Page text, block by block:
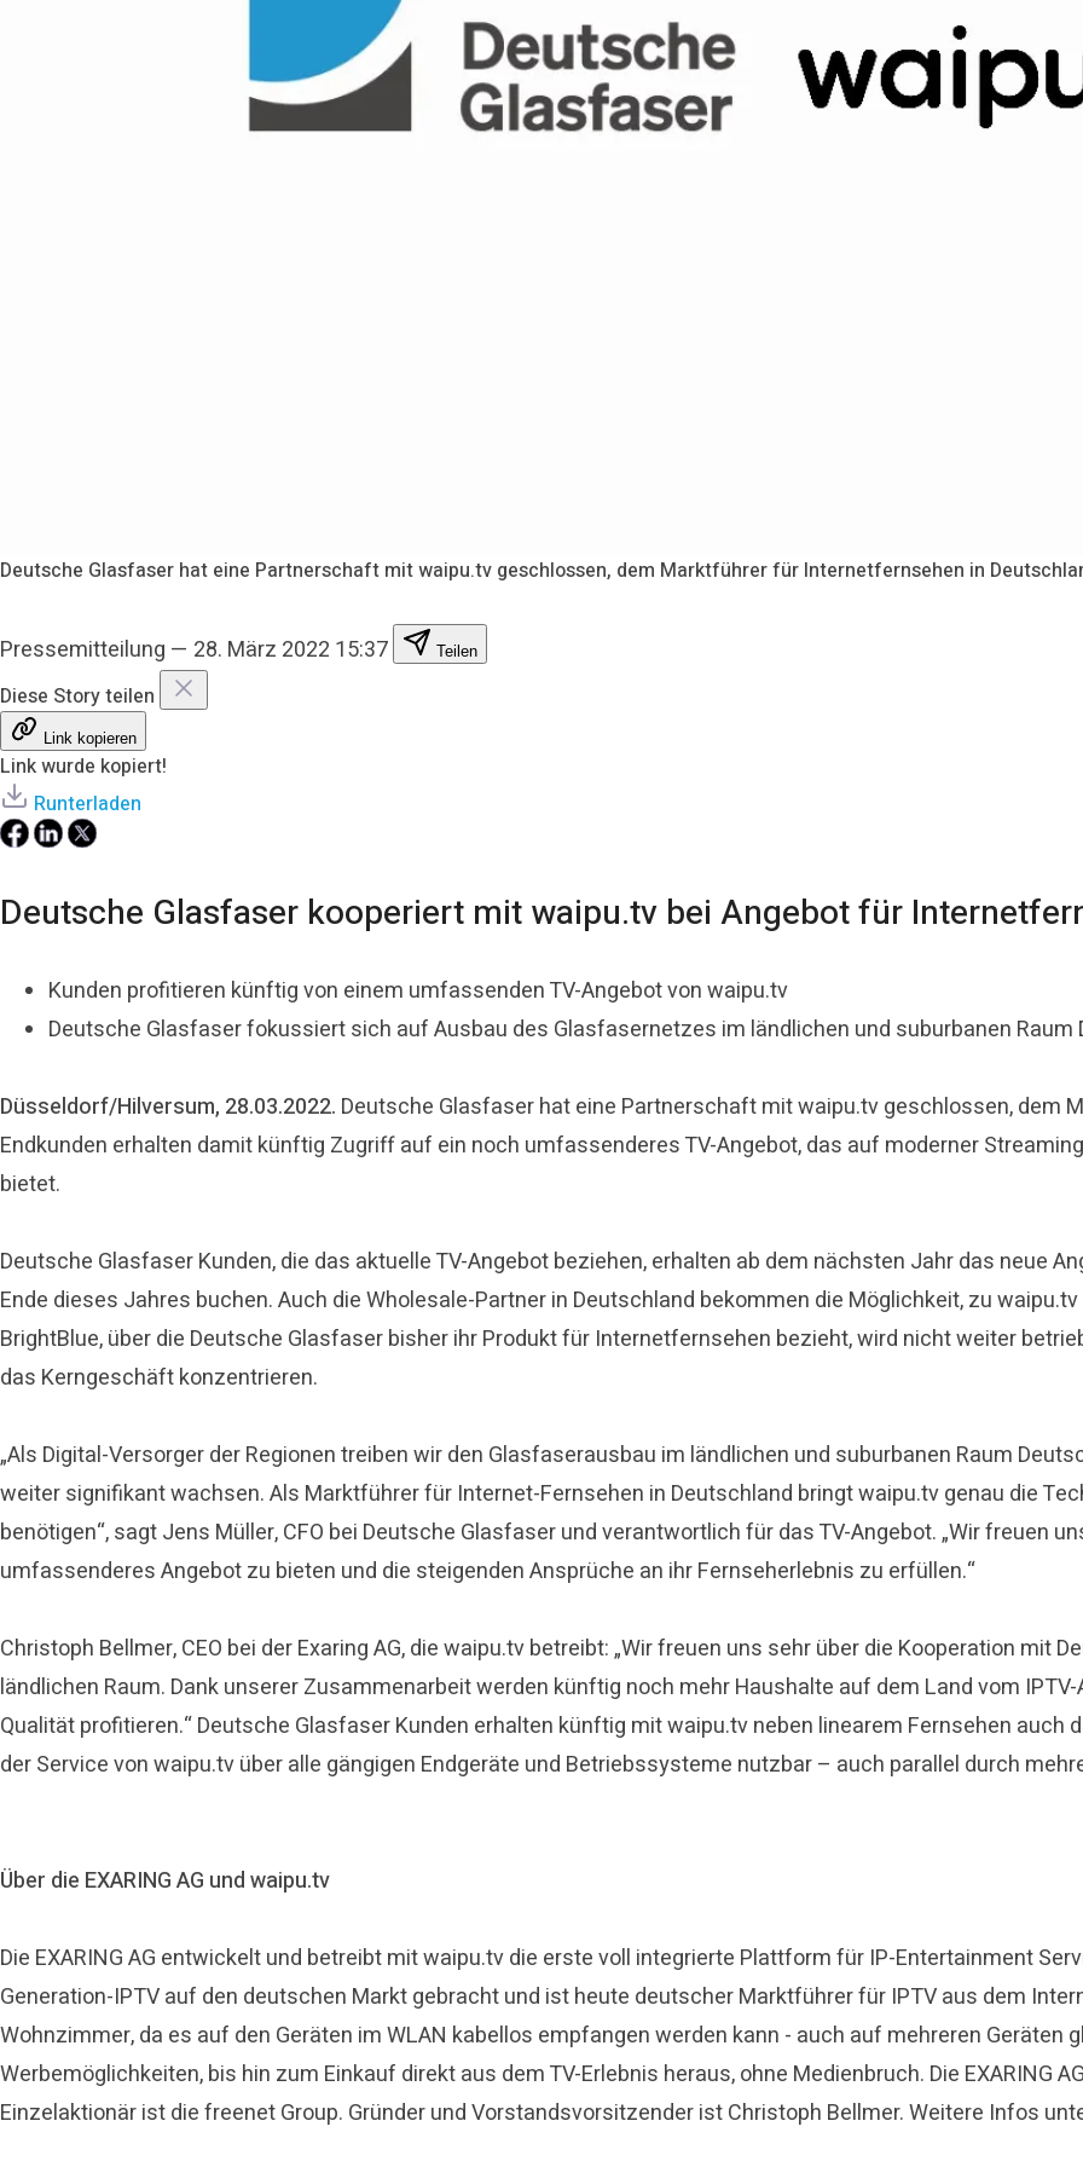
Deutsche Glasfaser hat eine Partnerschaft mit waipu.tv geschlossen, dem Marktführer für Internetfernsehen in
Pressemitteilung — 28. März 2022 15:37 Teilen
Diese Story teilen
Link kopieren
Link wurde kopiert!
Runterladen
Deutsche Glasfaser kooperiert mit waipu.tv bei Angebot für
Kunden profitieren künftig von einem umfassenden TV-Angebot von waipu.tv
Deutsche Glasfaser fokussiert sich auf Ausbau des Glasfasernetzes im ländlichen und suburbanen Raum
Düsseldorf/Hilversum, 28.03.2022. Deutsche Glasfaser hat eine Partnerschaft mit waipu.tv geschlossen, dem
Endkunden erhalten damit künftig Zugriff auf ein noch umfassenderes TV-Angebot, das auf moderner
bietet.
Deutsche Glasfaser Kunden, die das aktuelle TV-Angebot beziehen, erhalten ab dem nächsten Jahr das neue
Ende dieses Jahres buchen. Auch die Wholesale-Partner in Deutschland bekommen die Möglichkeit, zu
BrightBlue, über die Deutsche Glasfaser bisher ihr Produkt für Internetfernsehen bezieht, wird nicht weiter
das Kerngeschäft konzentrieren.
„Als Digital-Versorger der Regionen treiben wir den Glasfaserausbau im ländlichen und suburbanen Raum
weiter signifikant wachsen. Als Marktführer für Internet-Fernsehen in Deutschland bringt waipu.tv genau die
benötigen“, sagt Jens Müller, CFO bei Deutsche Glasfaser und verantwortlich für das TV-Angebot. „Wir freuen
umfassenderes Angebot zu bieten und die steigenden Ansprüche an ihr Fernseherlebnis zu erfüllen.“
Christoph Bellmer, CEO bei der Exaring AG, die waipu.tv betreibt: „Wir freuen uns sehr über die Kooperation mit
ländlichen Raum. Dank unserer Zusammenarbeit werden künftig noch mehr Haushalte auf dem Land vom
Qualität profitieren.“ Deutsche Glasfaser Kunden erhalten künftig mit waipu.tv neben linearem Fernsehen auch
der Service von waipu.tv über alle gängigen Endgeräte und Betriebssysteme nutzbar – auch parallel durch
Über die EXARING AG und waipu.tv
Die EXARING AG entwickelt und betreibt mit waipu.tv die erste voll integrierte Plattform für IP-Entertainment
Generation-IPTV auf den deutschen Markt gebracht und ist heute deutscher Marktführer für IPTV aus dem
Wohnzimmer, da es auf den Geräten im WLAN kabellos empfangen werden kann - auch auf mehreren Geräten
Werbemöglichkeiten, bis hin zum Einkauf direkt aus dem TV-Erlebnis heraus, ohne Medienbruch. Die EXARING
Einzelaktionär ist die freenet Group. Gründer und Vorstandsvorsitzender ist Christoph Bellmer. Weitere Infos